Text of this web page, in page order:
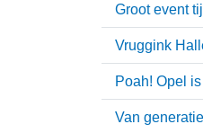
Groot event
Vruggink
Poah! Opel
Van